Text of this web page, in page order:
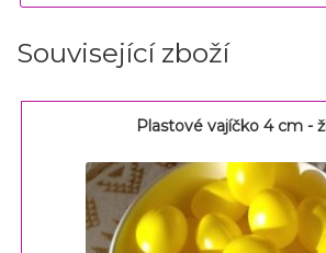
Související zboží
Plastové vajíčko 4 cm -